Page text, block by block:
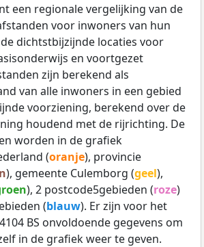
een regionale vergelijking van de
voor inwoners van hun
dichtstbijzijnde locaties voor
en voortgezet
zijn berekend als
van alle inwoners in een gebied
voorziening, berekend over de
houdend met de rijrichting. De
worden in de grafiek
(oranje), provincie
), gemeente Culemborg (geel),
), 2 postcode5gebieden (roze)
(blauw). Er zijn voor het
BS onvoldoende gegevens om
in de grafiek weer te geven.